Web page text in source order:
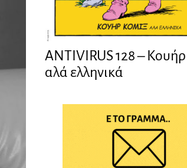
ANTIVIRUS 128 –
αλά ελληνικά